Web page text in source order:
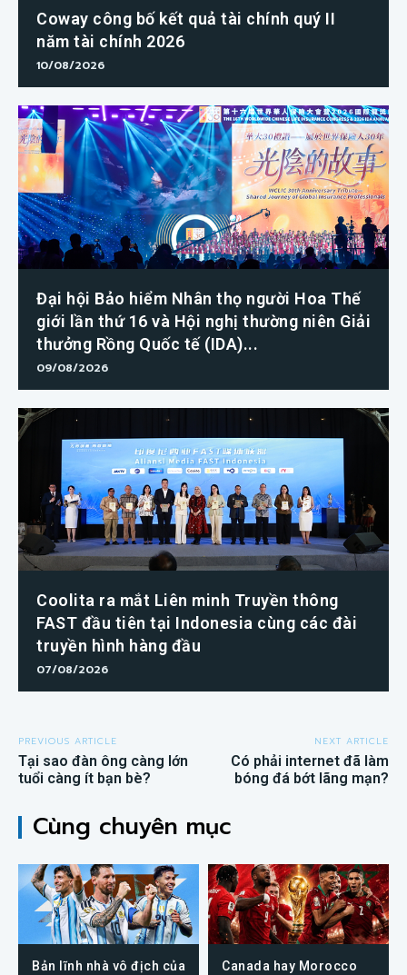
Coway công bố kết quả tài chính quý II
năm tài chính 2026
10/08/2026
Đại hội Bảo hiểm Nhân thọ người Hoa Thế
giới lần thứ 16 và Hội nghị thường niên Giải
thưởng Rồng Quốc tế (IDA)...
09/08/2026
Coolita ra mắt Liên minh Truyền thông
FAST đầu tiên tại Indonesia cùng các đài
truyền hình hàng đầu
07/08/2026
PREVIOUS ARTICLE
Tại sao đàn ông càng lớn
tuổi càng ít bạn bè?
NEXT ARTICLE
Có phải internet đã làm
bóng đá bớt lãng mạn?
Cùng chuyên mục
Bản lĩnh nhà vô địch của
Canada hay Morocco